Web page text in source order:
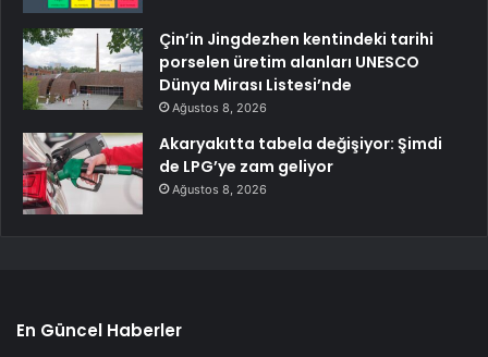
Çin’in Jingdezhen kentindeki tarihi
porselen üretim alanları UNESCO
Dünya Mirası Listesi’nde
Ağustos 8, 2026
Akaryakıtta tabela değişiyor: Şimdi
de LPG’ye zam geliyor
Ağustos 8, 2026
En Güncel Haberler